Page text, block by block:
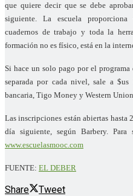
que quiere decir que se debe
siguiente. La escuela proporciona
cuadernos de trabajo y toda la
formación no es físico, está en la
Si hace un solo pago por el programa
separada por cada nivel, sale a $us
bancaria, Tigo Money y Western Union.
Las inscripciones están abiertas hasta
día siguiente, según Barbery.
www.escuelasmooc.com
FUENTE: EL DEBER
Share Tweet